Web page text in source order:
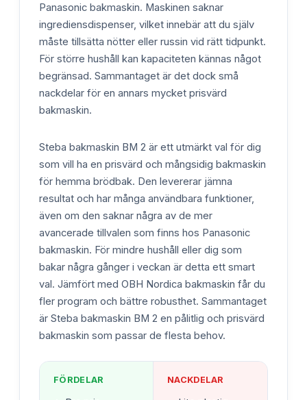
Panasonic bakmaskin. Maskinen saknar
ingrediensdispenser, vilket innebär att du själv
måste tillsätta nötter eller russin vid rätt tidpunkt.
För större hushåll kan kapaciteten kännas något
begränsad. Sammantaget är det dock små
nackdelar för en annars mycket prisvärd
bakmaskin.
Steba bakmaskin BM 2 är ett utmärkt val för dig
som vill ha en prisvärd och mångsidig bakmaskin
för hemma brödbak. Den levererar jämna
resultat och har många användbara funktioner,
även om den saknar några av de mer
avancerade tillvalen som finns hos Panasonic
bakmaskin. För mindre hushåll eller dig som
bakar några gånger i veckan är detta ett smart
val. Jämfört med OBH Nordica bakmaskin får du
fler program och bättre robusthet. Sammantaget
är Steba bakmaskin BM 2 en pålitlig och prisvärd
bakmaskin som passar de flesta behov.
FÖRDELAR NACKDELAR